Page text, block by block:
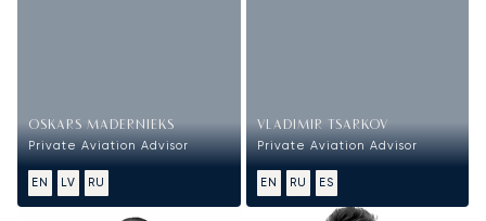
OSKARS MADERNIEKS
Private Aviation Advisor
EN LV RU
VLADIMIR TSARKOV
Private Aviation Advisor
EN RU ES